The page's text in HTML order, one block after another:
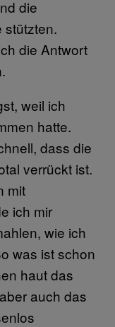
die
stützten.
die Antwort
weil ich
hatte.
dass die
verrückt ist.
mit
ich mir
wie ich
was ist schon
haut das
auch das